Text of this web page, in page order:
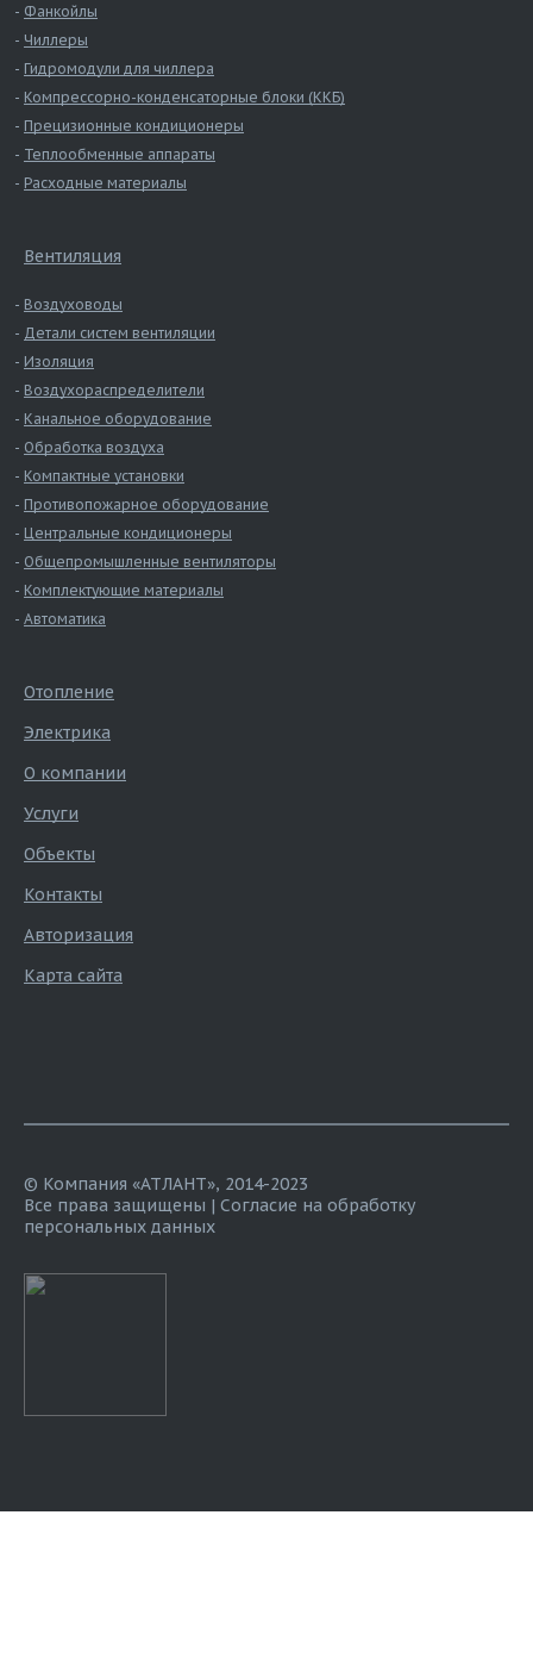
Фанкойлы
Чиллеры
Гидромодули для чиллера
Компрессорно-конденсаторные блоки (ККБ)
Прецизионные кондиционеры
Теплообменные аппараты
Расходные материалы
Вентиляция
Воздуховоды
Детали систем вентиляции
Изоляция
Воздухораспределители
Канальное оборудование
Обработка воздуха
Компактные установки
Противопожарное оборудование
Центральные кондиционеры
Общепромышленные вентиляторы
Комплектующие материалы
Автоматика
Отопление
Электрика
О компании
Услуги
Объекты
Контакты
Авторизация
Карта сайта
© Компания «АТЛАНТ», 2014-2023
Все права защищены | Согласие на обработку
персональных данных